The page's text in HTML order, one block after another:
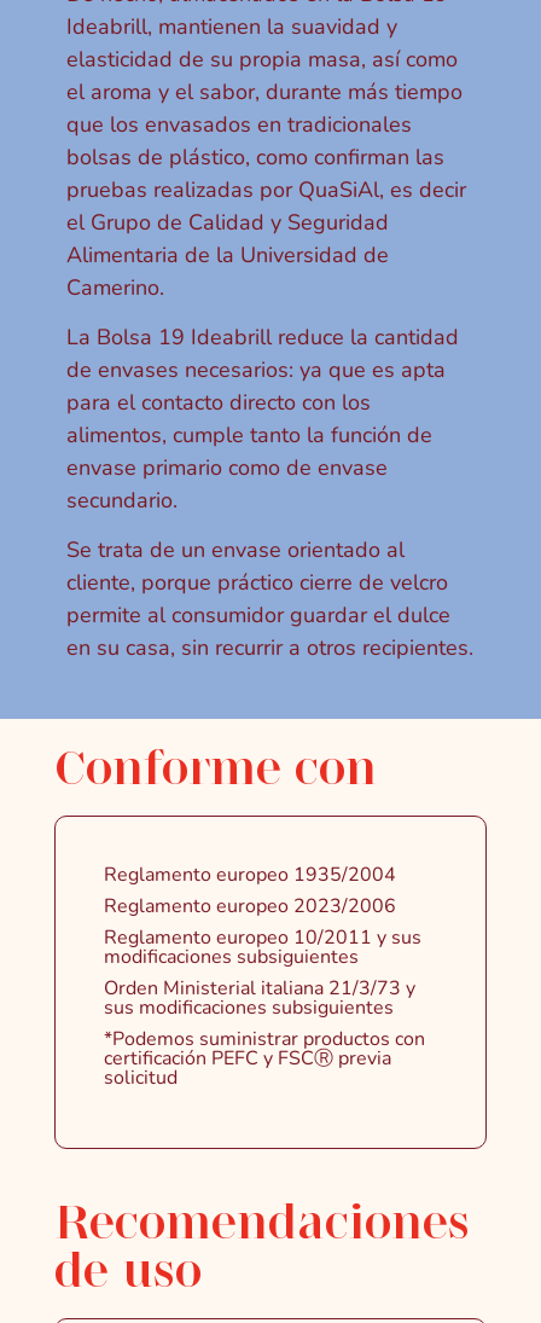
Ideabrill, mantienen la suavidad y
elasticidad de su propia masa, así como
el aroma y el sabor, durante más tiempo
que los envasados en tradicionales
bolsas de plástico, como confirman las
pruebas realizadas por QuaSiAl, es decir
el Grupo de Calidad y Seguridad
Alimentaria de la Universidad de
Camerino.
La Bolsa 19 Ideabrill reduce la cantidad
de envases necesarios: ya que es apta
para el contacto directo con los
alimentos, cumple tanto la función de
envase primario como de envase
secundario.
Se trata de un envase orientado al
cliente, porque práctico cierre de velcro
permite al consumidor guardar el dulce
en su casa, sin recurrir a otros recipientes.
Conforme con
Reglamento europeo 1935/2004
Reglamento europeo 2023/2006
Reglamento europeo 10/2011 y sus
modificaciones subsiguientes
Orden Ministerial italiana 21/3/73 y
sus modificaciones subsiguientes
*Podemos suministrar productos con
certificación PEFC y FSCⓇ previa
solicitud
Recomendaciones
de uso